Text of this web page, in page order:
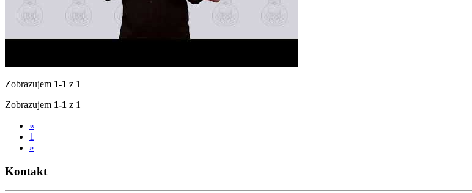
Zobrazujem 1-1 z 1
Zobrazujem 1-1 z 1
«
1
»
Kontakt